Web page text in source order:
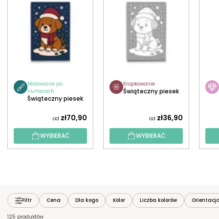
Malowanie po
numerach
Świąteczny piesek
od zł70,90
WYBIERAĆ
Kropkowanie
Świąteczny piesek
od zł36,90
WYBIERAĆ
Filtr Cena Dla kogo Kolor Liczba kolorów
125 produktów